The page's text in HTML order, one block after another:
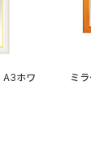
A3ホワ
ミ